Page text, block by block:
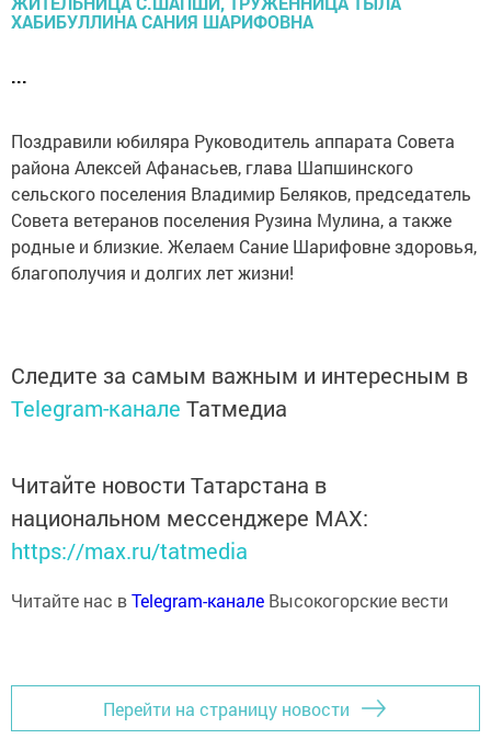
...
Поздравили юбиляра Руководитель аппарата Совета
района Алексей Афанасьев, глава Шапшинского
сельского поселения Владимир Беляков, председатель
Совета ветеранов поселения Рузина Мулина, а также
родные и близкие. Желаем Сание Шарифовне здоровья,
благополучия и долгих лет жизни!
Следите за самым важным и интересным в
Telegram-канале Татмедиа
Читайте новости Татарстана в
национальном мессенджере MАХ:
https://max.ru/tatmedia
Читайте нас вTelegram-канале Высокогорские вести
Перейти на страницу новости